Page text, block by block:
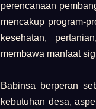
perencanaan
mencakup program-
kesehatan,
membawa manfaat
Babinsa berperan
kebutuhan desa,